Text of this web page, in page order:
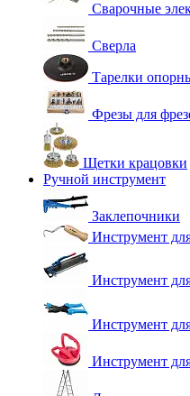
Сварочные
Сверла
Тарелки
Фрезы для
Щетки крацовки
Ручной инструмент
Заклепочники
Инструмент
Инструмент
Инструмент
Инструмент